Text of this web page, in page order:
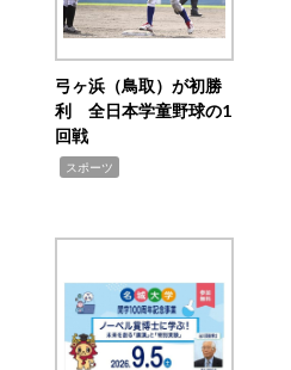
弓ヶ浜（鳥取）が初勝
利 全日本学童野球の1
回戦
スポーツ